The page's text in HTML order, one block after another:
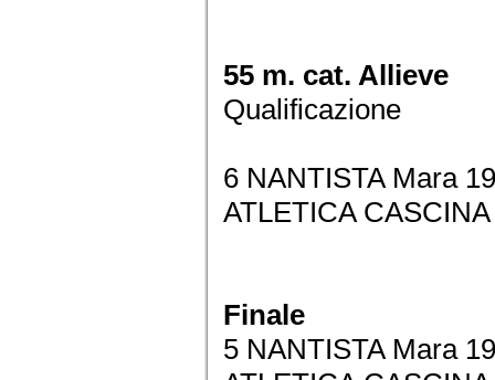
55 m. cat. Allieve
Qualificazione
6 NANTISTA Mara
ATLETICA
Finale
5 NANTISTA Mara